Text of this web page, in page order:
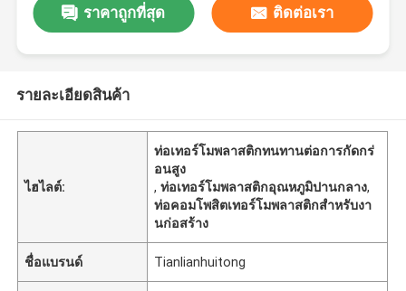
ราคาถูกที่สุด ติดต่อเรา
รายละเอียดสินค้า
ไฮไลต์:
ท่อเทอร์โมพลาสติกทนทานต่อการกัดกร่
อนสูง
,ท่อเทอร์โมพลาสติกอุณหภูมิปานกลาง,
ท่อคอมโพสิตเทอร์โมพลาสติกสำหรับงา
นก่อสร้าง
ชื่อแบรนด์ Tianlianhuitong